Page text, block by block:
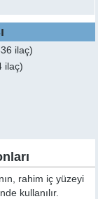
ilaç)
ilaç)
rahim iç yüzeyi
kullanılır.